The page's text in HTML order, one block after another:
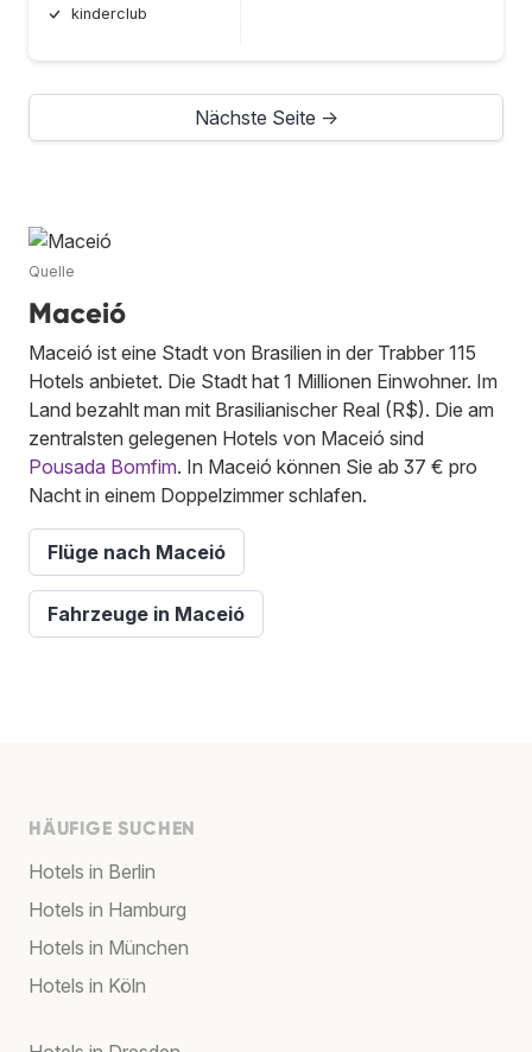
kinderclub
Nächste Seite →
Quelle
Maceió
Maceió ist eine Stadt von Brasilien in der Trabber 115
Hotels anbietet. Die Stadt hat 1 Millionen Einwohner. Im
Land bezahlt man mit Brasilianischer Real (R$). Die am
zentralsten gelegenen Hotels von Maceió sind
Pousada Bomfim. In Maceió können Sie ab 37 € pro
Nacht in einem Doppelzimmer schlafen.
Flüge nach Maceió
Fahrzeuge in Maceió
HÄUFIGE SUCHEN
Hotels in Berlin
Hotels in Hamburg
Hotels in München
Hotels in Köln